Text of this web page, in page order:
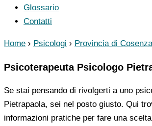
Glossario
Contatti
Home › Psicologi › Provincia di Cosenza
Psicoterapeuta Psicologo
Se stai pensando di rivolgerti a uno
Pietrapaola, sei nel posto giusto. Qui
informazioni pratiche per fare una